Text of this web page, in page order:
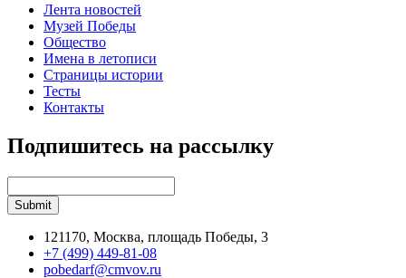
Лента новостей
Музей Победы
Общество
Имена в летописи
Страницы истории
Тесты
Контакты
Подпишитесь на рассылку
121170, Москва, площадь Победы, 3
+7 (499) 449-81-08
pobedarf@cmvov.ru